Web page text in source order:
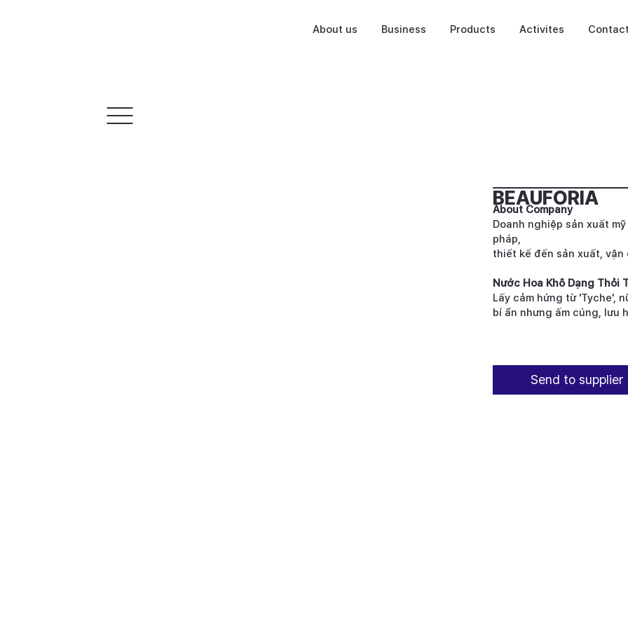
About us Business Products Activites Contact
BEAUFORIA
About Company
Doanh nghiệp sản xuất
pháp,
thiết kế đến sản xuất, vận
Nước Hoa Khô Dạng Thỏi
Lấy cảm hứng từ 'Tyche',
bí ẩn nhưng ấm cúng, lưu
Send to supplier